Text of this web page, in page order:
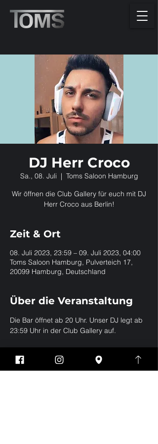
DJ Herr Croco
Sa., 08. Juli
  |
Toms Saloon Hamburg
Wir öffnen die Club Gallery für euch mit DJ
Herr Croco aus Berlin!
Zeit & Ort
08. Juli 2023, 23:59 – 09. Juli 2023, 04:00
Toms Saloon Hamburg, Pulverteich 17,
20099 Hamburg, Deutschland
Über die Veranstaltung
Die Bar öffnet ab 20 Uhr. Unser DJ legt ab
23:59 Uhr in der Club Gallery auf.
Diese Veranstaltung
teilen